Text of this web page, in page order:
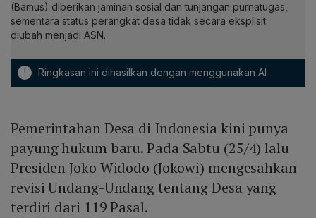
(Bamus) diberikan jaminan sosial dan tunjangan purnatugas,
sementara status perangkat desa tidak secara eksplisit
diubah menjadi ASN.
! Ringkasan ini dihasilkan dengan menggunakan AI
Pemerintahan Desa di Indonesia kini punya
payung hukum baru. Pada Sabtu (25/4) lalu
Presiden Joko Widodo (Jokowi) mengesahkan
revisi Undang-Undang tentang Desa yang
terdiri dari 119 Pasal.